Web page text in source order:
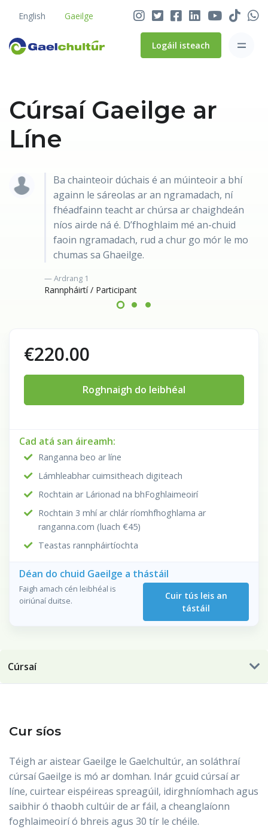
English Gaeilge
Logáil isteach
Cúrsaí Gaeilge ar
Líne
Ba chainteoir dúchais é an múinteoir a bhí
againn le sáreolas ar an ngramadach, ní
fhéadfainn teacht ar chúrsa ar chaighdeán
níos airde ná é. D’fhoghlaim mé an-chuid
faoin ngramadach, rud a chur go mór le mo
chumas sa Ghaeilge.
Ardrang 1
Rannpháirtí / Participant
Cúrsaí
€220.00
Roghnaigh do leibhéal
Cad atá san áireamh:
Ranganna beo ar líne
Lámhleabhar cuimsitheach digiteach
Rochtain ar Lárionad na bhFoghlaimeoirí
Rochtain 3 mhí ar chlár ríomhfhoghlama ar
ranganna.com (luach €45)
Teastas rannpháirtíochta
Déan do chuid Gaeilge a thástáil
Faigh amach cén leibhéal is
oiriúnaí duitse.
Cuir tús leis an
tástáil
Cur síos
Téigh ar aistear Gaeilge le Gaelchultúr, an soláthraí
cúrsaí Gaeilge is mó ar domhan. Inár gcuid cúrsaí ar
líne, cuirtear eispéireas spreagúil, idirghníomhach agus
saibhir ó thaobh cultúir de ar fáil, a cheanglaíonn
foghlaimeoirí ó bhreis agus 30 tír le chéile.